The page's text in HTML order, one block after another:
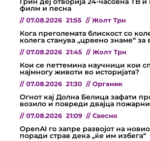
филм и песна
// 07.08.2026 21:55 // Жолт Трн
Кога преголемата блискост со
колега станува „црвено знаме“ за
// 07.08.2026 21:45 // Жолт Трн
Кои се петтемина научници кои
најмногу животи во историјата?
// 07.08.2026 21:30 // Органик
Огнот кај Долна Белица зафати
возило и повреди двајца
// 07.08.2026 21:09 // Свесно
OpenAI го запре развојот на
поради страв дека „ќе им избега“